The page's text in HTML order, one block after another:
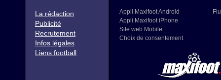
La rédaction
Publicité
Recrutement
Infos légales
Liens football
Appli Maxifoot Android
Appli Maxifoot iPhone
Site web Mobile
Choix de consentement